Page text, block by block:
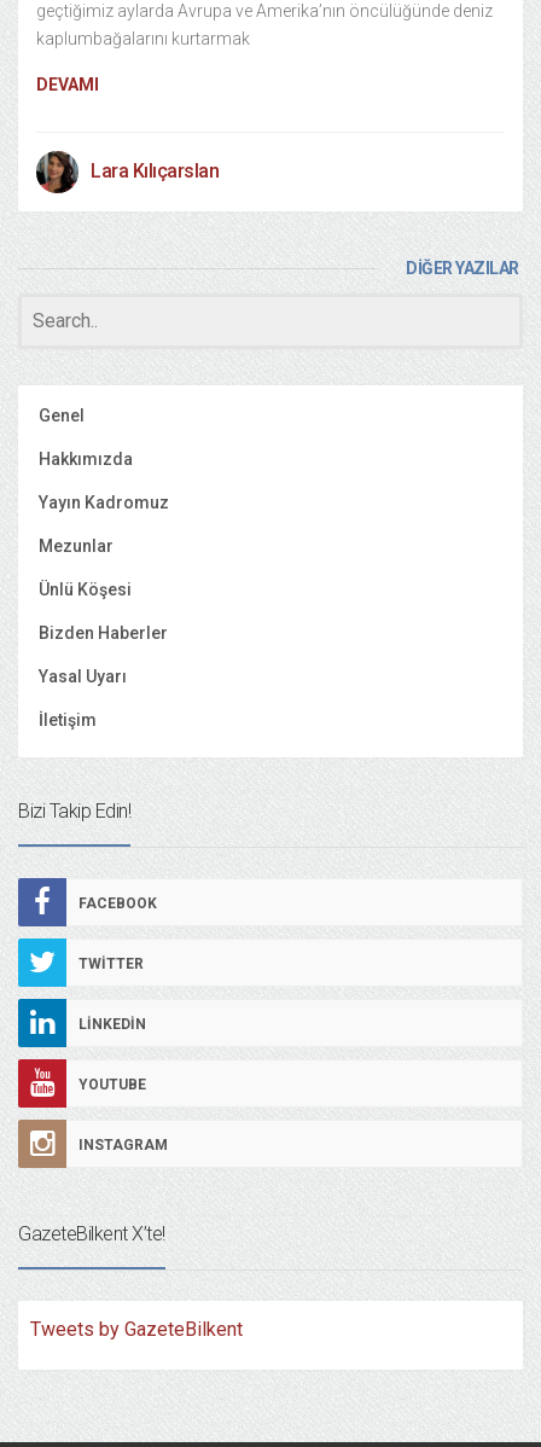
geçtiğimiz aylarda Avrupa ve Amerika’nın öncülüğünde deniz
kaplumbağalarını kurtarmak
DEVAMI
Lara Kılıçarslan
DİĞER YAZILAR
Genel
Hakkımızda
Yayın Kadromuz
Mezunlar
Ünlü Köşesi
Bizden Haberler
Yasal Uyarı
İletişim
Bizi Takip Edin!
FACEBOOK
TWITTER
LINKEDIN
YOUTUBE
INSTAGRAM
GazeteBilkent X’te!
Tweets by GazeteBilkent